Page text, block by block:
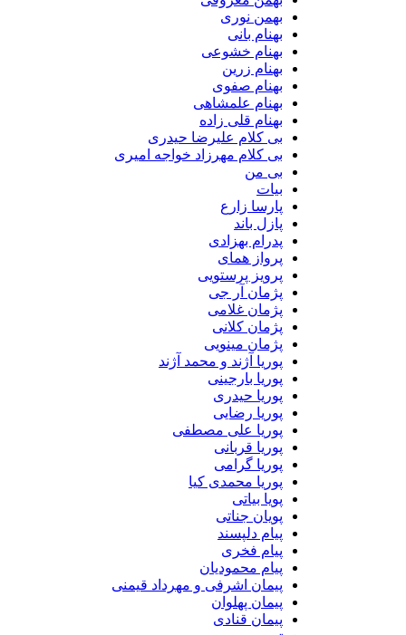
بهمن نوری
بهنام بانی
بهنام خشوعی
بهنام زرین
بهنام صفوی
بهنام علمشاهی
بهنام قلی زاده
بی کلام علیرضا حیدری
بی کلام مهرزاد خواجه امیری
بی من
بیات
پارسا زارع
پازل باند
پدرام بهزادی
پرواز همای
پرویز پرستویی
پژمان آر جی
پژمان غلامی
پژمان کلانی
پژمان مینویی
پوریا آژند و محمد آژند
پوریا بارجینی
پوریا حیدری
پوریا رضایی
پوریا علی مصطفی
پوریا قربانی
پوریا گرامی
پوریا محمدی کیا
پویا بیاتی
پویان جناتی
پیام دلپسند
پیام فخری
پیام محمودیان
پیمان اشرفی و مهرداد قیمنی
پیمان پهلوان
پیمان قنادی